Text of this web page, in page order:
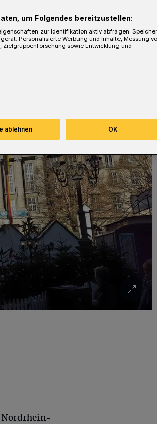
Nordrhein-
um Folgendes bereitzustellen:
zur Identifikation aktiv abfragen.
Personalisierte Werbung und Inhalte, Messung
sowie Entwicklung und
ablehnen OK